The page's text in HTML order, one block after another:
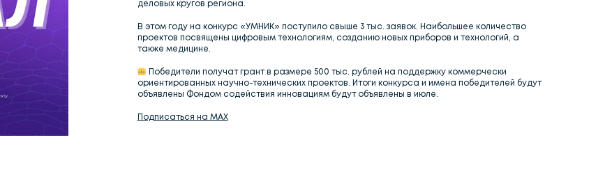
деловых кругов региона.
В этом году на конкурс «УМНИК» поступило свыше 3 тыс. заявок. Наибольшее количество
проектов посвящены цифровым технологиям, созданию новых приборов и технологий, а
также медицине.
Победители получат грант в размере 500 тыс. рублей на поддержку коммерчески
ориентированных научно-технических проектов. Итоги конкурса и имена победителей будут
объявлены Фондом содействия инновациям будут объявлены в июле.
Подписаться на MAX